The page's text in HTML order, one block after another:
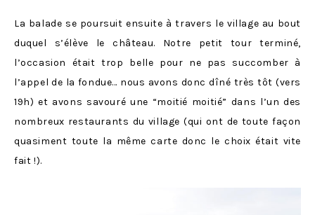
La balade se poursuit ensuite à travers le village au bout
duquel s’élève le château. Notre petit tour terminé,
l’occasion était trop belle pour ne pas succomber à
l’appel de la fondue… nous avons donc dîné très tôt (vers
19h) et avons savouré une “moitié moitié” dans l’un des
nombreux restaurants du village (qui ont de toute façon
quasiment toute la même carte donc le choix était vite
fait !).